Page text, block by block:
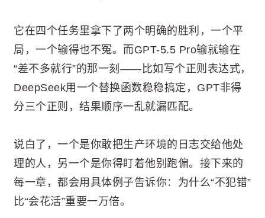
它在四个任务里拿下了两个明确的胜利，一个平
局，一个输得也不冤。而GPT-5.5 Pro输就输在
“差不多就行”的那一刻——比如写个正则表达式，
DeepSeek用一个替换函数稳稳搞定，GPT非得
分三个正则，结果顺序一乱就漏匹配。
说白了，一个是你敢把生产环境的日志交给他处
理的人，另一个是你得盯着他别跑偏。接下来的
每一章，都会用具体例子告诉你：为什么“不犯错”
比“会花活”重要一万倍。